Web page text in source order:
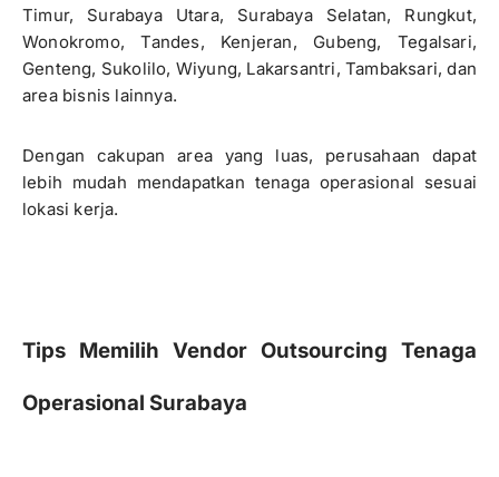
Timur, Surabaya Utara, Surabaya Selatan, Rungkut,
Wonokromo, Tandes, Kenjeran, Gubeng, Tegalsari,
Genteng, Sukolilo, Wiyung, Lakarsantri, Tambaksari, dan
area bisnis lainnya.
Dengan cakupan area yang luas, perusahaan dapat
lebih mudah mendapatkan tenaga operasional sesuai
lokasi kerja.
Tips Memilih Vendor Outsourcing Tenaga
Operasional Surabaya